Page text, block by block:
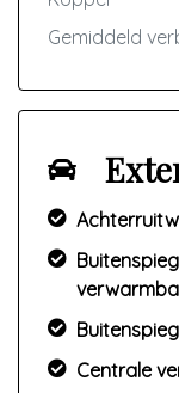
Gemiddeld
Centrale